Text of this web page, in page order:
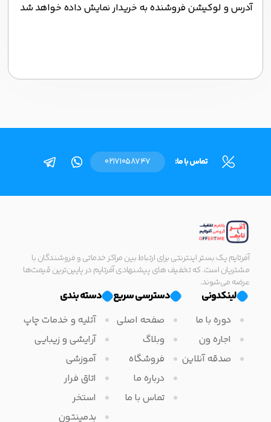
آدرس و لوکیشن فروشنده به خریدار نمایش داده خواهد شد
تماس با ما: 02171058747
آفرتایم یک بستر اینترنتی برای ارتباط بین مراکز خدماتی و فروشندگان با
مشتریان است. که تخفیف های پیشنهادی آفرتایم در پایین‌ترین قیمت‌ها
عرضه می‌شوند.
لینکدونی
دوره با ما
اجاره ون
صدقه آنلاین
دسترسی سریع
صفحه اصلی
وبلاگ
فروشگاه
درباره ما
تماس با ما
دسته بندی
آتلیه و خدمات چاپ
آرایشی و زیبایی
آموزشی
اتاق فرار
استخر
بدمینتون